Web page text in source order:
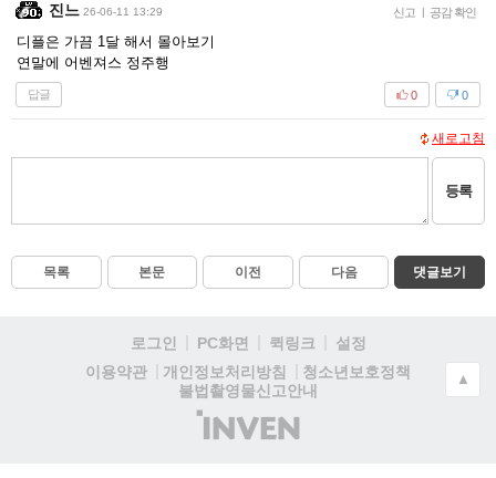
진느 26-06-11 13:29 신고 | 공감 확인
디플은 가끔 1달 해서 몰아보기
연말에 어벤져스 정주행
답글 0
0
새로고침
등록
목록 본문 이전 다음 댓글보기
로그인 PC화면 퀵링크
설정
이용약관
개인정보처리방침
청소년보호정책
불법촬영물신고안내
(주)
인
▲